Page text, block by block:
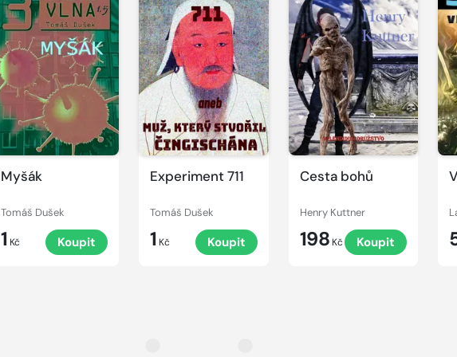
Myšák
Tomáš Dušek
1 Kč Koupit
Experiment 711
Tomáš Dušek
1 Kč Koupit
Cesta bohů
Henry Kuttner
198 Kč Koupit